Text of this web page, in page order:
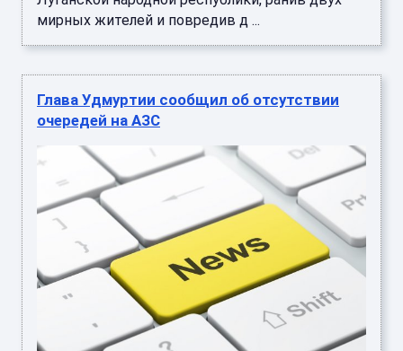
мирных жителей и повредив д ...
Глава Удмуртии сообщил об отсутствии
очередей на АЗС